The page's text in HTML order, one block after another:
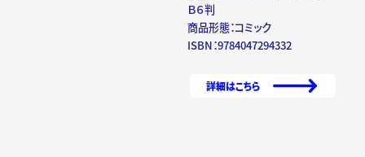
Ｂ６判
商品形態：コミック
ISBN：9784047294332
詳細はこちら